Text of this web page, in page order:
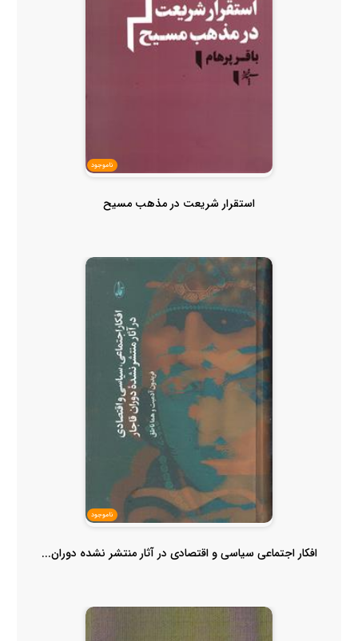
ناموجود
استقرار شریعت در مذهب مسیح
ناموجود
افکار اجتماعی سیاسی و اقتصادی در آثار منتشر نشده دوران...